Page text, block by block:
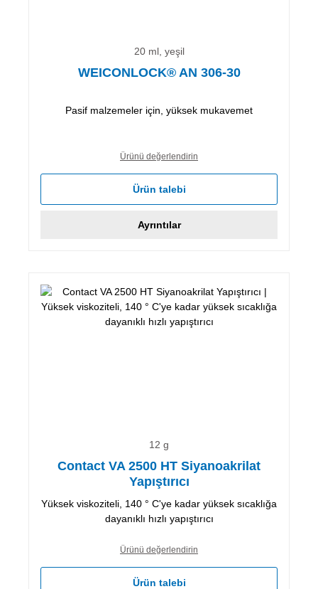
20 ml, yeşil
WEICONLOCK® AN 306-30
Pasif malzemeler için, yüksek mukavemet
Ürünü değerlendirin
Ürün talebi
Ayrıntılar
12 g
Contact VA 2500 HT Siyanoakrilat
Yapıştırıcı
Yüksek viskoziteli, 140 ° C'ye kadar yüksek sıcaklığa
dayanıklı hızlı yapıştırıcı
Ürünü değerlendirin
Ürün talebi